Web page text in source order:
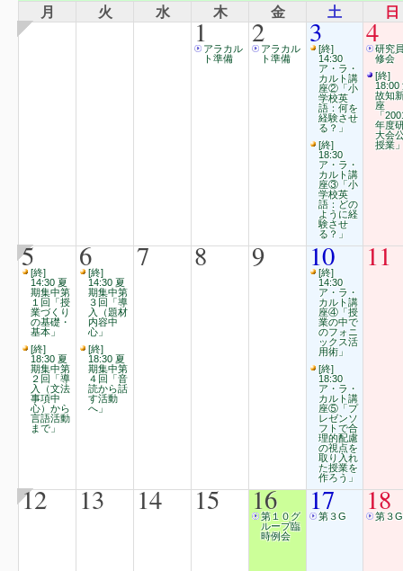
月 火 水 木 金 土 日
1アラカル
ト準備
2アラカル
ト準備
3[終]
14:30
ア・ラ・
カルト講
座②「小
学校英
語：何を
経験させ
る？」
[終]
18:30
ア・ラ・
カルト講
座③「小
学校英
語：どの
ように経
験させ
る？」
4研究
修会
[終]
18:00
故知
座
「
年度
大会
授業
5[終]
14:30 夏
期集中第
１回「授
業づくり
の基礎・
基本」
[終]
18:30 夏
期集中第
２回「導
入（文法
事項中
心）から
言語活動
まで」
6[終]
14:30 夏
期集中第
３回「導
入（題材
内容中
心」
[終]
18:30 夏
期集中第
４回「音
読から話
す活動
へ」
7 8 9 10
[終]
14:30
ア・ラ・
カルト講
座④「授
業の中で
のフォニ
ックス活
用術」
[終]
18:30
ア・ラ・
カルト講
座⑤「プ
レゼンソ
フトで合
理的配慮
の視点を
取り入れ
た授業を
作ろう」
11
12 13 14 15 16
第１０グ
ループ臨
時例会
17
第３G 18
第３G